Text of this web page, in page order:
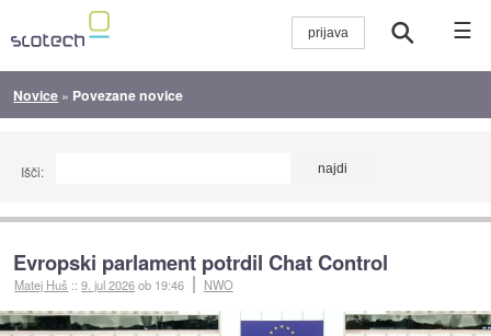
☰
Novice » Povezane novice
Išči:
Evropski parlament potrdil Chat Control
Matej Huš ::9. jul 2026ob 19:46 NWO